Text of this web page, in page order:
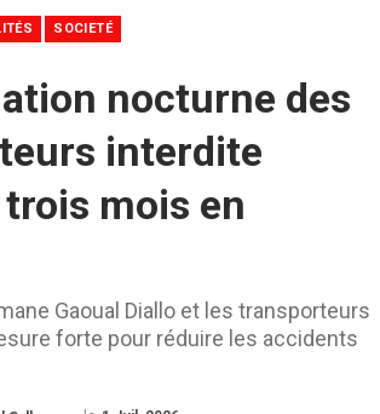
SOCIETÉ
nocturne des
interdite
mois en
Gaoual Diallo et les transporteurs
forte pour réduire les accidents